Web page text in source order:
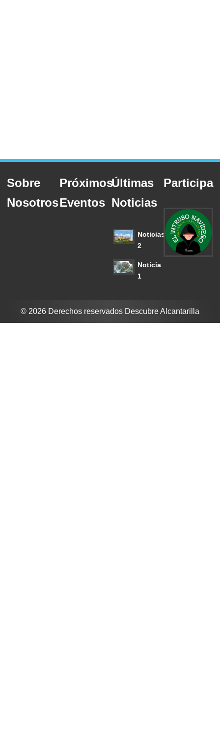
Sobre
Nosotros
Próximos
Eventos
Últimas
Noticias
Noticias
2
Noticia
1
Participa
© 2026 Derechos reservados Descubre Alcantarilla